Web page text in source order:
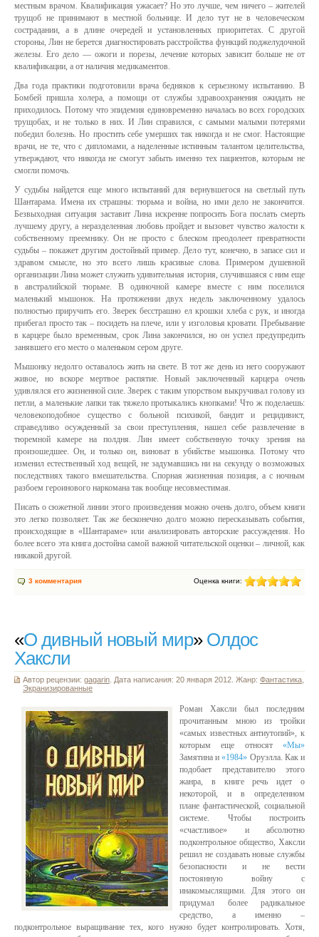
местным врачом. Квалификация ужасает? Но это лучше, чем ничего – жителей
трущоб не принимают в местной больнице. И дело тут не в человеческом
сострадании, а в длине очередей и установленных приоритетах. С другой
стороны, Лин не берется диагностировать расстройства функций поджелудочной
железы. Его дело — ожоги и порезы, лечение которых зависит больше не от
квалификации, а от наличия медикаментов.
Два года практики подготовили врача бедняков к серьезному испытанию. В
Бомбей пришла холера, а помощи от службы здравоохранения ожидать не
приходилось. Потому что эпидемия единовременно началась во всех городских
трущобах, и не только в них. И Лин справился, с самыми малыми потерями
победил болезнь. Но простить себе умерших так никогда и не смог. Настоящие
врачи, не те, что с дипломами, а наделенные истинным талантом целительства,
утверждают, что никогда не смогут забыть именно тех пациентов, которым не
смогли помочь.
У судьбы найдется еще много испытаний для вернувшегося на светлый путь
Шантарама. Имена их страшны: тюрьма и война, но ими дело не закончится.
Безвыходная ситуация заставит Лина искренне попросить Бога послать смерть
лучшему другу, а неразделенная любовь пройдет и вызовет чувство жалости к
собственному преемнику. Он не просто с блеском преодолеет превратности
судьбы – покажет другим достойный пример. Дело тут, конечно, в запасе сил и
здравом смысле, но это всего лишь красивые слова. Примером душевной
организации Лина может служить удивительная история, случившаяся с ним еще
в австралийской тюрьме. В одиночной камере вместе с ним поселился
маленький мышонок. На протяжении двух недель заключенному удалось
полностью приручить его. Зверек бесстрашно ел крошки хлеба с рук, и иногда
прибегал просто так – посидеть на плече, или у изголовья кровати. Пребывание
в карцере было временным, срок Лина закончился, но он успел предупредить
занявшего его место о маленьком сером друге.
Мышонку недолго оставалось жить на свете. В тот же день из него сооружают
живое, но вскоре мертвое распятие. Новый заключенный карцера очень
удивлялся его жизненной силе. Зверек с таким упорством выкручивал голову из
петли, а маленькие лапки так тяжело протыкались кнопками! Что ж поделаешь:
человекоподобное существо с больной психикой, бандит и рецидивист,
справедливо осужденный за свои преступления, нашел себе развлечение в
тюремной камере на полдня. Лин имеет собственную точку зрения на
произошедшее. Он, и только он, виноват в убийстве мышонка. Потому что
изменил естественный ход вещей, не задумавшись ни на секунду о возможных
последствиях такого вмешательства. Спорная жизненная позиция, а с ночным
разбоем героинового наркомана так вообще несовместимая.
Писать о сюжетной линии этого произведения можно очень долго, объем книги
это легко позволяет. Так же бесконечно долго можно пересказывать события,
происходящие в «Шантараме» или анализировать авторские рассуждения. Но
более всего эта книга достойна самой важной читательской оценки – личной, как
никакой другой.
3 комментария Оценка книги:
«О дивный новый мир» Олдос
Хаксли
Автор рецензии: gagarin . Дата написания: 20 января 2012. Жанр: Фантастика
Экранизированные
Роман Хаксли был последним
прочитанным мною из тройки
«самых известных антиутопий», к
которым еще относят «Мы»
Замятина и«1984» Оруэлла. Как и
подобает представителю этого
жанра, в книге речь идет о
некоторой, и в определенном
плане фантастической, социальной
системе. Чтобы построить
«счастливое» и абсолютно
подконтрольное общество, Хаксли
решил не создавать новые службы
безопасности и не вести
постоянную войну с
инакомыслящими. Для этого он
придумал более радикальное
средство, а именно –
подконтрольное выращивание тех, кого нужно будет контролировать. Хотя,